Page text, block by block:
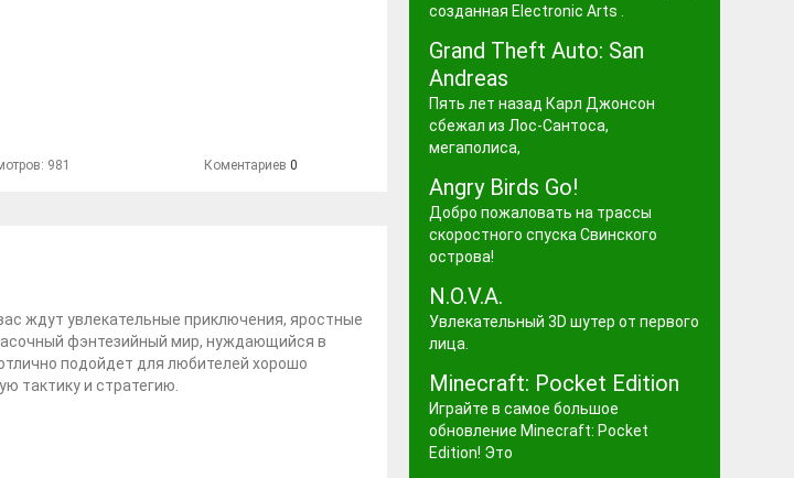
981 Коментариев 0
ждут увлекательные приключения, яростные
фэнтезийный мир, нуждающийся в
подойдет для любителей хорошо
тактику и стратегию.
созданная Electronic Arts .
Grand Theft Auto: San
Andreas
Пять лет назад Карл Джонсон
сбежал из Лос-Сантоса,
мегаполиса,
Angry Birds Go!
Добро пожаловать на трассы
скоростного спуска Свинского
острова!
N.O.V.A.
Увлекательный 3D шутер от первого
лица.
Minecraft: Pocket Edition
Играйте в самое большое
обновление Minecraft: Pocket
Edition! Это